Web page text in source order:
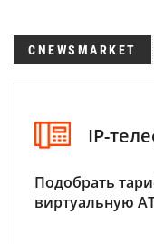
CNEWSMARKET
IP-
Подобрать
виртуальную